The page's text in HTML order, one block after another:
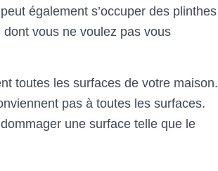
également s’occuper des plinthes
vous ne voulez pas vous
toutes les surfaces de votre maison.
pas à toutes les surfaces.
une surface telle que le